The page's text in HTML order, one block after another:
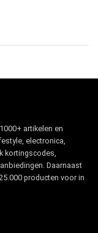
artikelen en
electronica,
kortingscodes,
Daarnaast
producten voor in